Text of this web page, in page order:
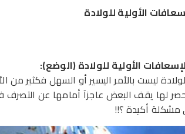
الأولية للولادة
الأولية للولادة (الوضع):
ليست بالأمر اليسير أو السهل فكثير
لها يقف البعض عاجزآ أمامها عن التصرف
أكيدة ؟!!